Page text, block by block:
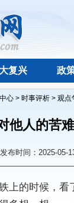
复兴 政
心 > 时事评析 > 观点
他人的苦
发布时间：2025-05-
的时候，看了